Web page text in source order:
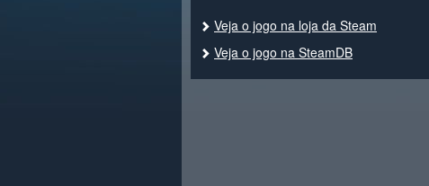
Veja o jogo na loja da Steam
Veja o jogo na SteamDB